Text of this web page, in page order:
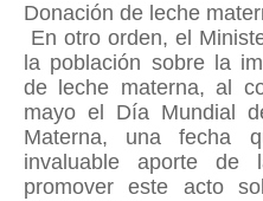
Donación de leche
En otro orden, el
la población sobre la
de leche materna, al
mayo el Día Mundial
Materna, una fecha
invaluable aporte de
promover este acto